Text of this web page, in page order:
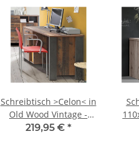
Schreibtisch >Celon< in
Old Wood Vintage -
126,5x73,5x60cm (BxHxT)
219,95 € *